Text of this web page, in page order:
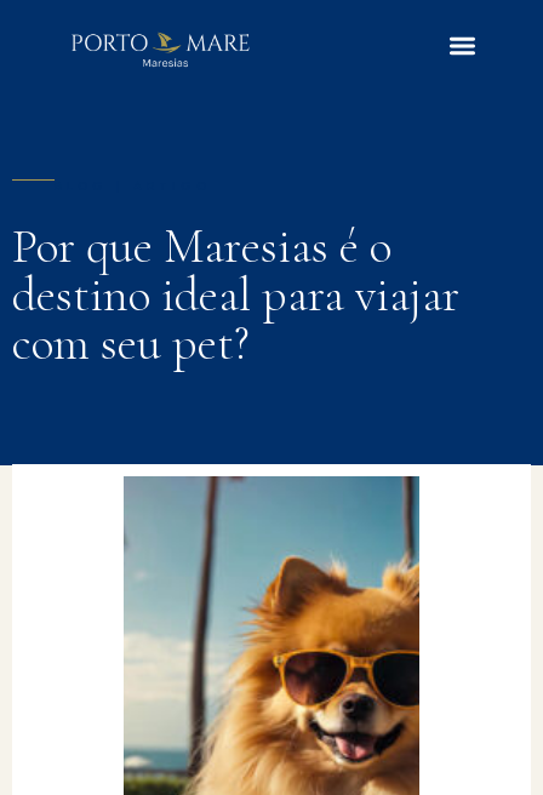
Por que Maresias é o
destino ideal para viajar
com seu pet?